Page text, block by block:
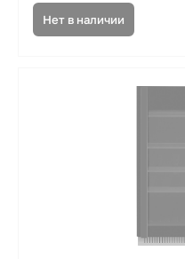
Нет в наличии